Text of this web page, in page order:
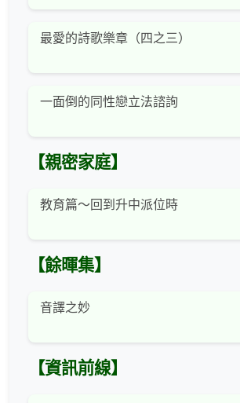
最愛的詩歌樂章（四之三）
一面倒的同性戀立法諮詢
【親密家庭】
教育篇～回到升中派位時
【餘暉集】
音譯之妙
【資訊前線】